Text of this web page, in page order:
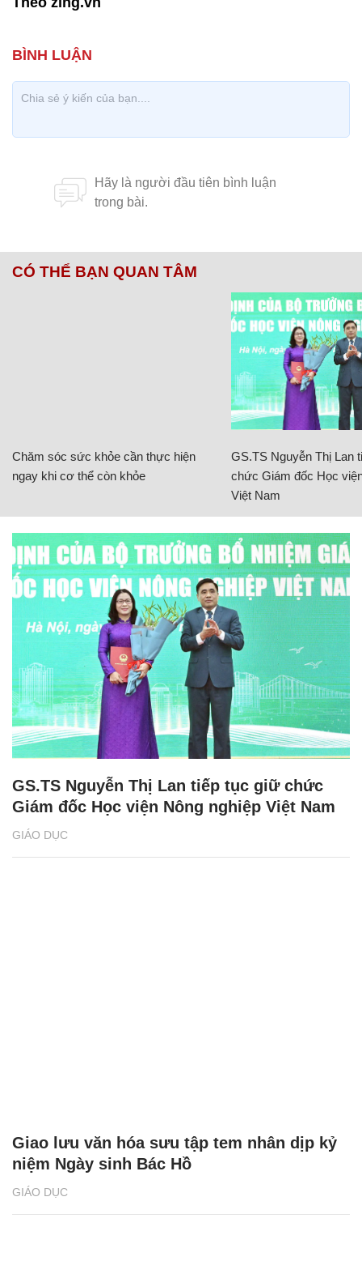
CÓ THỂ BẠN QUAN TÂM
Chăm sóc sức khỏe cần thực hiện
ngay khi cơ thể còn khỏe
GS.TS Nguyễn Thị Lan
chức Giám đốc Học
Việt Nam
GIÁO DỤC
GS.TS Nguyễn Thị Lan tiếp tục giữ chức
Giám đốc Học viện Nông nghiệp Việt Nam
GIÁO DỤC
Giao lưu văn hóa sưu tập tem nhân dịp kỷ
niệm Ngày sinh Bác Hồ